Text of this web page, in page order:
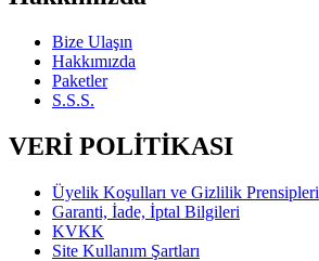
Bize Ulaşın
Hakkımızda
Paketler
S.S.S.
VERİ POLİTİKASI
Üyelik Koşulları ve Gizlilik Prensipleri
Garanti, İade, İptal Bilgileri
KVKK
Site Kullanım Şartları